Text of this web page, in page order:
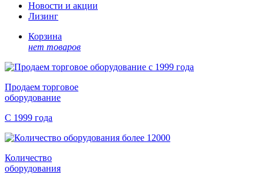
Новости и акции
Лизинг
Корзина
нет товаров
Продаем торговое
оборудование
С 1999 года
Количество
оборудования